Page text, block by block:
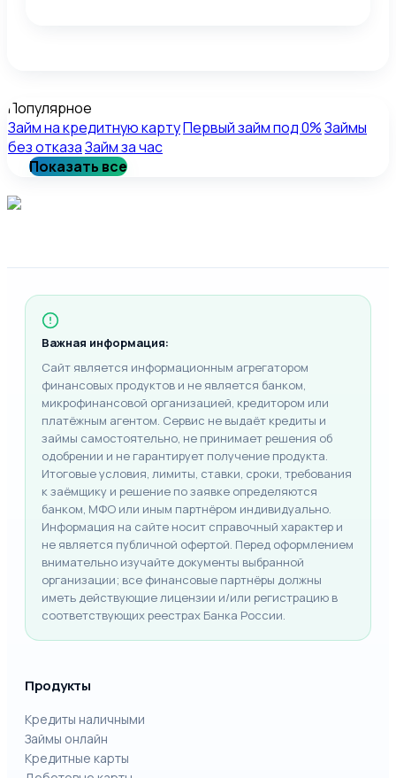
Популярное
Займ на кредитную картуПервый займ под 0%Займы
без отказаЗайм за час
Показать все
Важная информация:
Сайт является информационным агрегатором
финансовых продуктов и не является банком,
микрофинансовой организацией, кредитором или
платёжным агентом. Сервис не выдаёт кредиты и
займы самостоятельно, не принимает решения об
одобрении и не гарантирует получение продукта.
Итоговые условия, лимиты, ставки, сроки, требования
к заёмщику и решение по заявке определяются
банком, МФО или иным партнёром индивидуально.
Информация на сайте носит справочный характер и
не является публичной офертой. Перед оформлением
внимательно изучайте документы выбранной
организации; все финансовые партнёры должны
иметь действующие лицензии и/или регистрацию в
соответствующих реестрах Банка России.
Продукты
Кредиты наличными
Займы онлайн
Кредитные карты